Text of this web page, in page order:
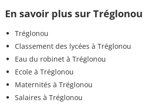
En savoir plus sur Tréglonou
Tréglonou
Classement des lycées à Tréglonou
Eau du robinet à Tréglonou
Ecole à Tréglonou
Maternités à Tréglonou
Salaires à Tréglonou